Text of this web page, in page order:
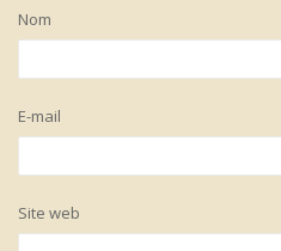
Nom
E-mail
Site web